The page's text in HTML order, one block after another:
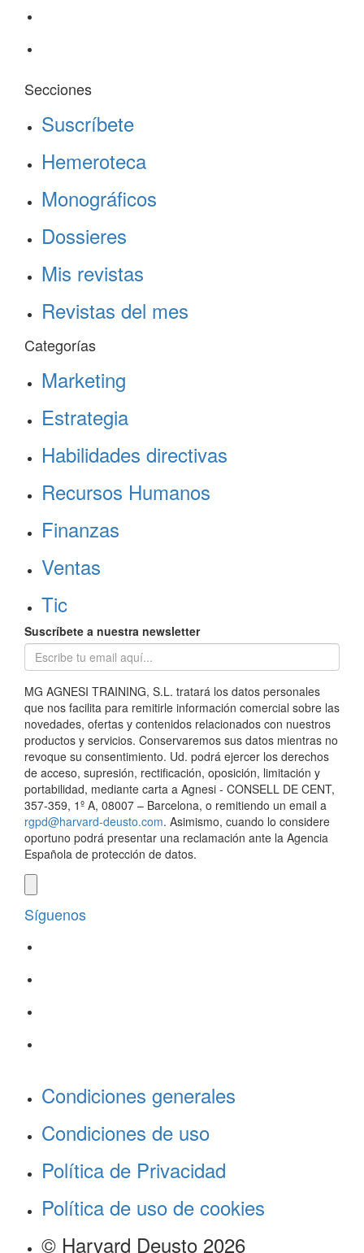
Secciones
Suscríbete
Hemeroteca
Monográficos
Dossieres
Mis revistas
Revistas del mes
Categorías
Marketing
Estrategia
Habilidades directivas
Recursos Humanos
Finanzas
Ventas
Tic
Suscríbete a nuestra newsletter
MG AGNESI TRAINING, S.L. tratará los datos personales
que nos facilita para remitirle información comercial sobre las
novedades, ofertas y contenidos relacionados con nuestros
productos y servicios. Conservaremos sus datos mientras no
revoque su consentimiento. Ud. podrá ejercer los derechos
de acceso, supresión, rectificación, oposición, limitación y
portabilidad, mediante carta a Agnesi - CONSELL DE CENT,
357-359, 1º A, 08007 – Barcelona, o remitiendo un email a
rgpd@harvard-deusto.com. Asimismo, cuando lo considere
oportuno podrá presentar una reclamación ante la Agencia
Española de protección de datos.
Síguenos
Condiciones generales
Condiciones de uso
Política de Privacidad
Política de uso de cookies
© Harvard Deusto 2026